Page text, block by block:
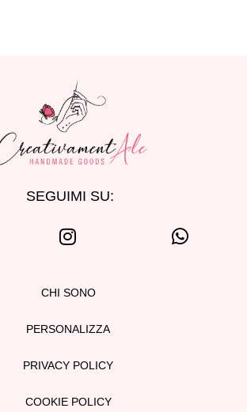
SEGUIMI SU:
CHI SONO
PERSONALIZZA
PRIVACY POLICY
COOKIE POLICY